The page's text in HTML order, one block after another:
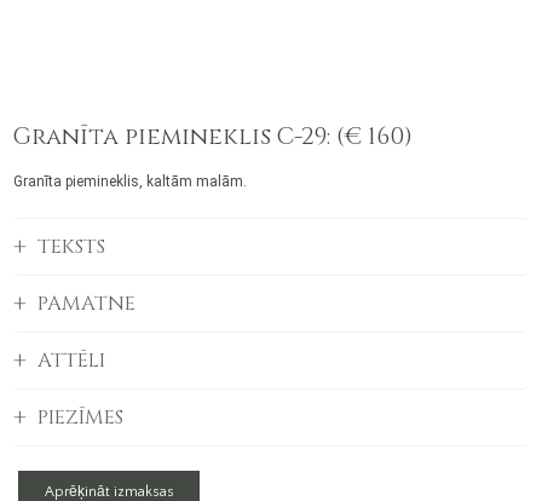
Granīta piemineklis C-29: (€ 160)
Granīta piemineklis, kaltām malām.
TEKSTS
PAMATNE
ATTĒLI
PIEZĪMES
Aprēķināt izmaksas